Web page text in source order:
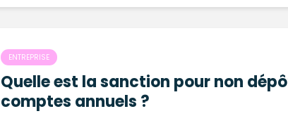
ENTREPRISE
Quelle est la sanction pour non
comptes annuels ?